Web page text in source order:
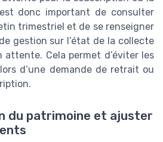
donc important de consulter
trimestriel et de se renseigner
gestion sur l’état de la collecte
Cela permet d’éviter les
d’une demande de retrait ou
du patrimoine et ajuster